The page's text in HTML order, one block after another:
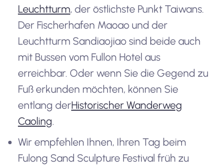
Leuchtturm, der östlichste Punkt Taiwans.
Der Fischerhafen Maoao und der
Leuchtturm Sandiaojiao sind beide auch
mit Bussen vom Fullon Hotel aus
erreichbar. Oder wenn Sie die Gegend zu
Fuß erkunden möchten, können Sie
entlang derHistorischer Wanderweg
Caoling.
Wir empfehlen Ihnen, Ihren Tag beim
Fulong Sand Sculpture Festival früh zu